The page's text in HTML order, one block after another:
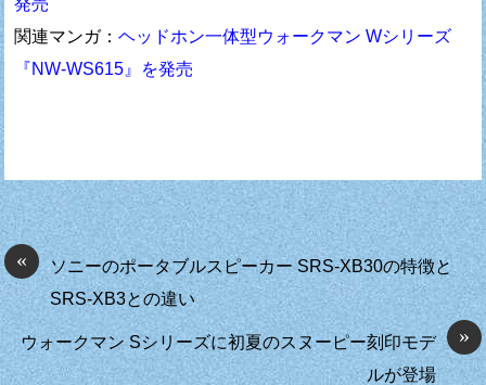
発売
関連マンガ：ヘッドホン一体型ウォークマン Wシリーズ
『NW-WS615』を発売
«
ソニーのポータブルスピーカー SRS-XB30の特徴と
SRS-XB3との違い
»
ウォークマン Sシリーズに初夏のスヌーピー刻印モデ
ルが登場